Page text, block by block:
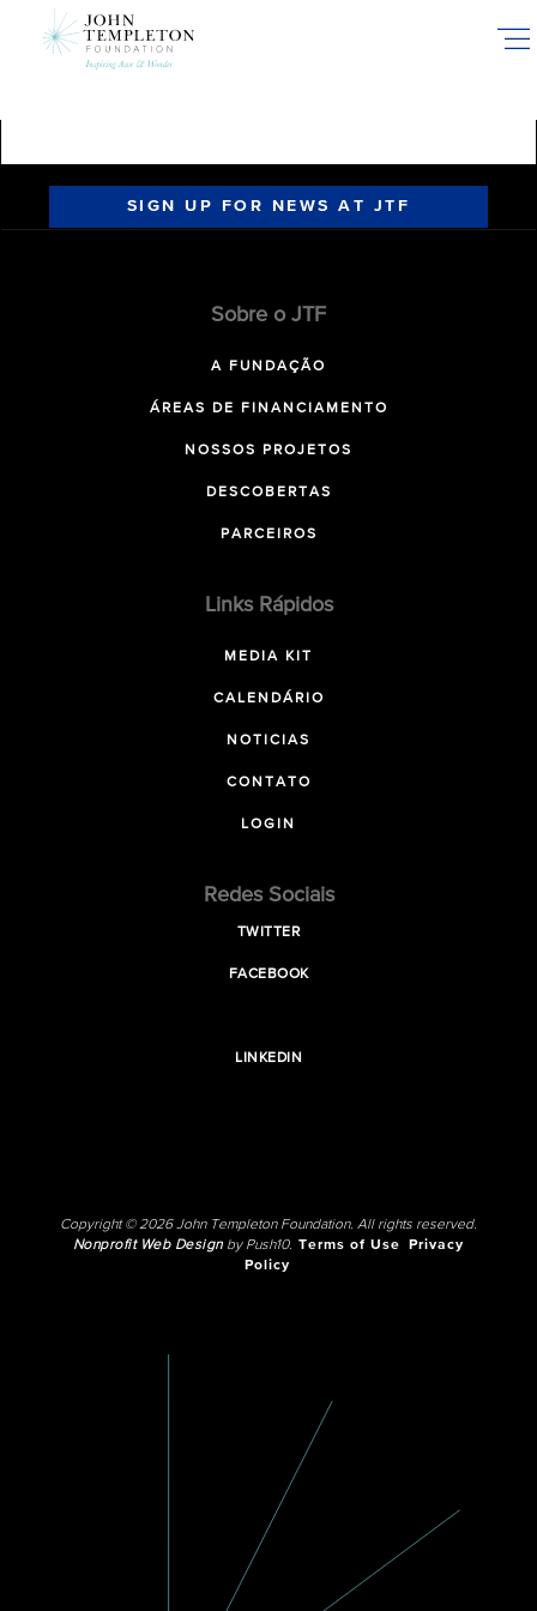
SIGN UP FOR NEWS AT JTF
Sobre o JTF
A FUNDAÇÃO
ÁREAS DE FINANCIAMENTO
NOSSOS PROJETOS
DESCOBERTAS
PARCEIROS
Links Rápidos
MEDIA KIT
CALENDÁRIO
NOTICIAS
CONTATO
LOGIN
Redes Sociais
TWITTER
FACEBOOK
LINKEDIN
Copyright © 2026 John Templeton Foundation. All rights reserved.
Nonprofit Web Designby Push10. Terms of Use
Privacy
Policy